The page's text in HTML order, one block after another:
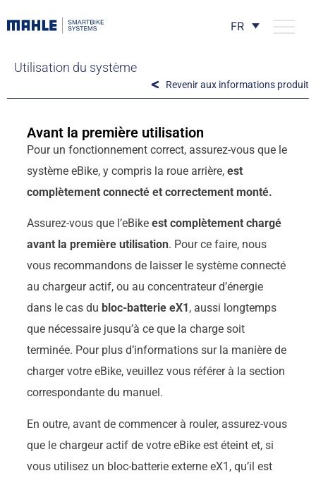
FR
Utilisation du système
Revenir aux informations produit
Avant la première utilisation
Pour un fonctionnement correct, assurez-vous que le
système eBike, y compris la roue arrière, est
complètement connecté et correctement monté.
Assurez-vous que l’eBikeest complètement chargé
avant la première utilisation. Pour ce faire, nous
vous recommandons de laisser le système connecté
au chargeur actif, ou au concentrateur d’énergie
dans le cas du bloc-batterie eX1 , aussi longtemps
que nécessaire jusqu’à ce que la charge soit
terminée. Pour plus d’informations sur la manière de
charger votre eBike, veuillez vous référer à la section
correspondante du manuel.
En outre, avant de commencer à rouler, assurez-vous
que le chargeur actif de votre eBike est éteint et, si
vous utilisez un bloc-batterie externe eX1, qu’il est